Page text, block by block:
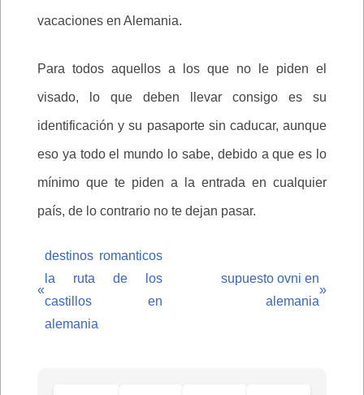
vacaciones en Alemania.
Para todos aquellos a los que no le piden el
visado, lo que deben llevar consigo es su
identificación y su pasaporte sin caducar, aunque
eso ya todo el mundo lo sabe, debido a que es lo
mínimo que te piden a la entrada en cualquier
país, de lo contrario no te dejan pasar.
«
destinos romanticos
la ruta de los
castillos en
alemania
supuesto ovni en
alemania
»